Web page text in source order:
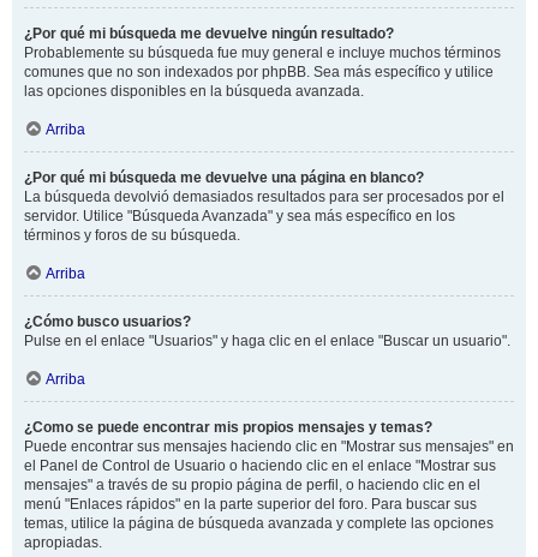
¿Por qué mi búsqueda me devuelve ningún resultado?
Probablemente su búsqueda fue muy general e incluye muchos términos
comunes que no son indexados por phpBB. Sea más específico y utilice
las opciones disponibles en la búsqueda avanzada.
Arriba
¿Por qué mi búsqueda me devuelve una página en blanco?
La búsqueda devolvió demasiados resultados para ser procesados por el
servidor. Utilice "Búsqueda Avanzada" y sea más específico en los
términos y foros de su búsqueda.
Arriba
¿Cómo busco usuarios?
Pulse en el enlace "Usuarios" y haga clic en el enlace "Buscar un usuario".
Arriba
¿Como se puede encontrar mis propios mensajes y temas?
Puede encontrar sus mensajes haciendo clic en "Mostrar sus mensajes" en
el Panel de Control de Usuario o haciendo clic en el enlace "Mostrar sus
mensajes" a través de su propio página de perfil, o haciendo clic en el
menú "Enlaces rápidos" en la parte superior del foro. Para buscar sus
temas, utilice la página de búsqueda avanzada y complete las opciones
apropiadas.